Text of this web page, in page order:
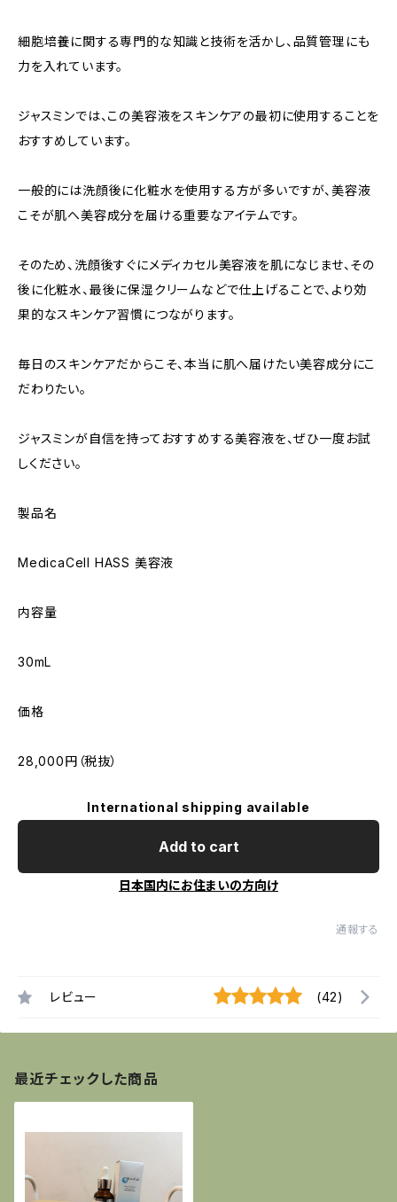
細胞培養に関する専門的な知識と技術を活かし、品質管理にも
力を入れています。
ジャスミンでは、この美容液をスキンケアの最初に使用することを
おすすめしています。
一般的には洗顔後に化粧水を使用する方が多いですが、美容液
こそが肌へ美容成分を届ける重要なアイテムです。
そのため、洗顔後すぐにメディカセル美容液を肌になじませ、その
後に化粧水、最後に保湿クリームなどで仕上げることで、より効
果的なスキンケア習慣につながります。
毎日のスキンケアだからこそ、本当に肌へ届けたい美容成分にこ
だわりたい。
ジャスミンが自信を持っておすすめする美容液を、ぜひ一度お試
しください。
製品名
MedicaCell HASS 美容液
内容量
30mL
価格
28,000円（税抜）
International shipping available
Add to cart
日本国内にお住まいの方向け
通報する
レビュー (42)
最近チェックした商品